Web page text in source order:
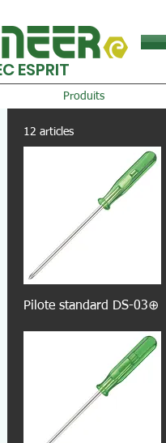
ESPRIT
Produits
12 articles
Pilote standard DS-03⊕